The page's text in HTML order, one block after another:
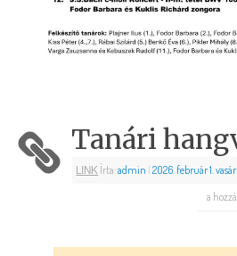
Tanári
LINK Írta:admin 2026. február 1.
a